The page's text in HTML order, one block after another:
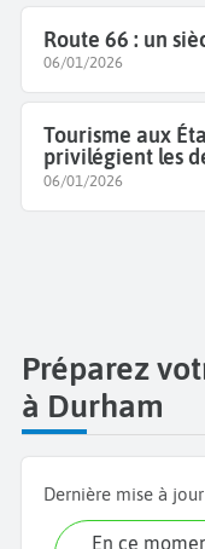
Route 66 : un
06/01/2026
Tourisme aux
privilégient les
06/01/2026
Préparez
à Durham
Dernière mise à
En ce